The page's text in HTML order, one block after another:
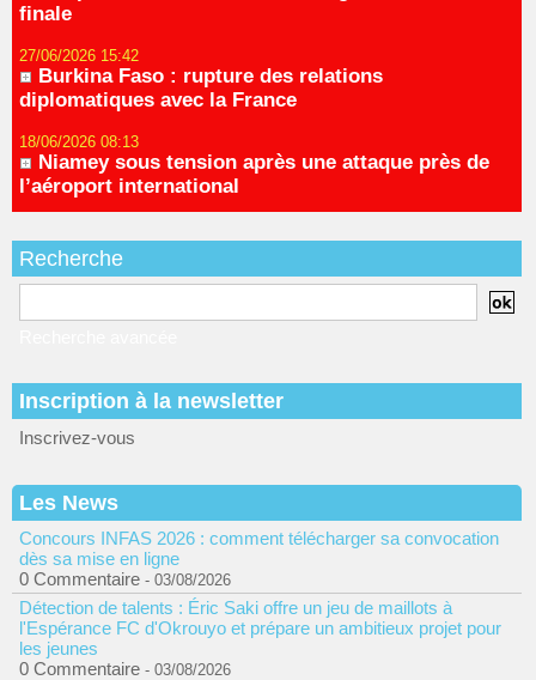
finale
27/06/2026 15:42
Burkina Faso : rupture des relations
diplomatiques avec la France
18/06/2026 08:13
Niamey sous tension après une attaque près de
l’aéroport international
Recherche
Inscription à la newsletter
Inscrivez-vous
Les News
Concours INFAS 2026 : comment télécharger sa convocation
dès sa mise en ligne
0 Commentaire - 03/08/2026
Détection de talents : Éric Saki offre un jeu de maillots à
l'Espérance FC d'Okrouyo et prépare un ambitieux projet pour
les jeunes
0 Commentaire - 03/08/2026